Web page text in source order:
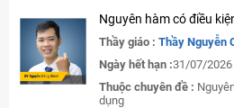
Nguyên hàm có điều
Thầy giáo : Thầy Nguyễn
Ngày hết hạn :31/07/2026
Thuộc chuyên đề :
dụng